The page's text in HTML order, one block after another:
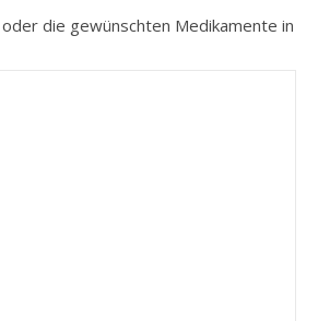
die gewünschten Medikamente in